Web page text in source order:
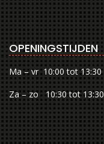
OPENINGSTIJDEN
Ma – vr 10:00 tot 13:30
Za – zo 10:30 tot 13:30